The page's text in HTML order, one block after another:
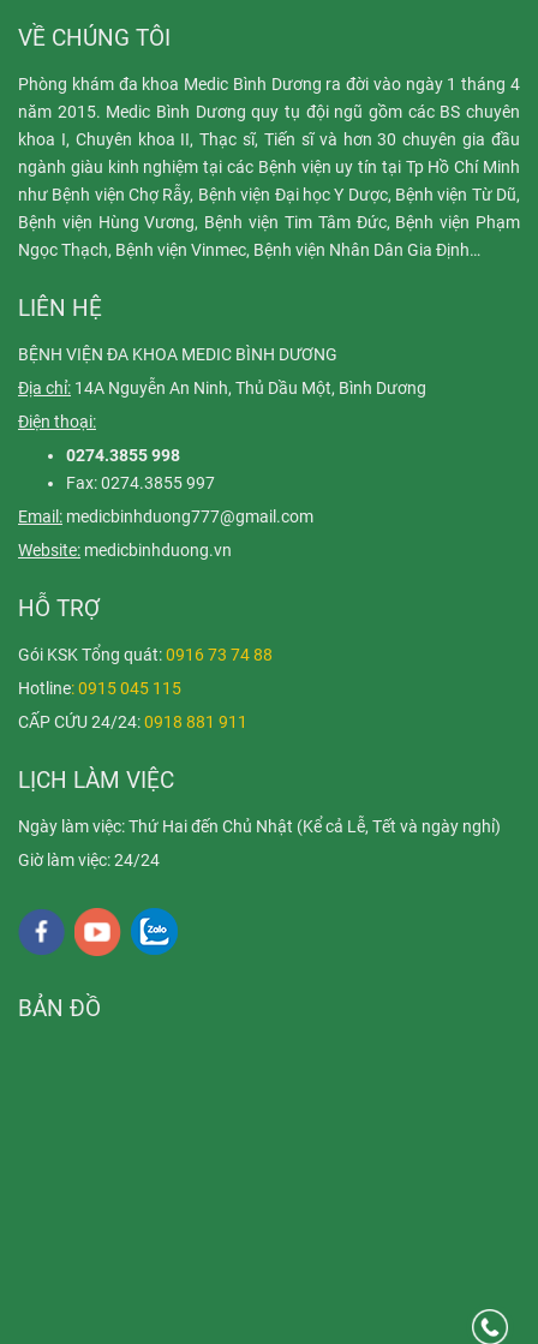
VỀ CHÚNG TÔI
Phòng khám đa khoa Medic Bình Dương ra đời vào ngày 1 tháng 4
năm 2015. Medic Bình Dương quy tụ đội ngũ gồm các BS chuyên
khoa I, Chuyên khoa II, Thạc sĩ, Tiến sĩ và hơn 30 chuyên gia đầu
ngành giàu kinh nghiệm tại các Bệnh viện uy tín tại Tp Hồ Chí Minh
như Bệnh viện Chợ Rẫy, Bệnh viện Đại học Y Dược, Bệnh viện Từ Dũ,
Bệnh viện Hùng Vương, Bệnh viện Tim Tâm Đức, Bệnh viện Phạm
Ngọc Thạch, Bệnh viện Vinmec, Bệnh viện Nhân Dân Gia Định…
LIÊN HỆ
BỆNH VIỆN ĐA KHOA MEDIC BÌNH DƯƠNG
Địa chỉ: 14A Nguyễn An Ninh, Thủ Dầu Một, Bình Dương
Điện thoại:
0274.3855 998
Fax: 0274.3855 997
Email: medicbinhduong777@gmail.com
Website: medicbinhduong.vn
HỖ TRỢ
Gói KSK Tổng quát:0916 73 74 88
Hotline: 0915 045 115
CẤP CỨU 24/24:0918 881 911
LỊCH LÀM VIỆC
Ngày làm việc: Thứ Hai đến Chủ Nhật (Kể cả Lễ, Tết và ngày nghỉ)
Giờ làm việc: 24/24
BẢN ĐỒ